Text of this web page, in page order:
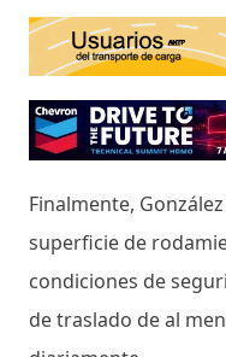
Finalmente,
superficie de
condiciones de
de traslado de al